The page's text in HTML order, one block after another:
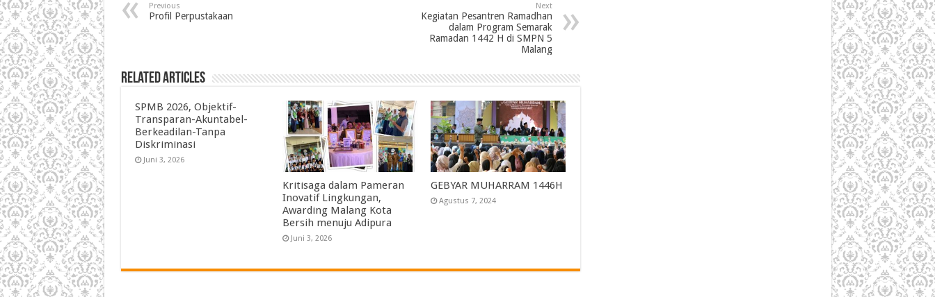
Previous
Profil Perpustakaan
Next
Kegiatan Pesantren Ramadhan
dalam Program Semarak
Ramadan 1442 H di SMPN 5
Malang
Related Articles
SPMB 2026, Objektif-
Transparan-Akuntabel-
Berkeadilan-Tanpa
Diskriminasi
Juni 3, 2026
Kritisaga dalam Pameran
Inovatif Lingkungan,
Awarding Malang Kota
Bersih menuju Adipura
Juni 3, 2026
GEBYAR MUHARRAM 1446H
Agustus 7, 2024